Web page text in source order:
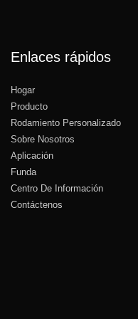
Enlaces rápidos
Hogar
Producto
Rodamiento Personalizado
Sobre Nosotros
Aplicación
Funda
Centro De Información
Contáctenos